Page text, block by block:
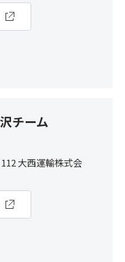
チーム
大西運輸株式会